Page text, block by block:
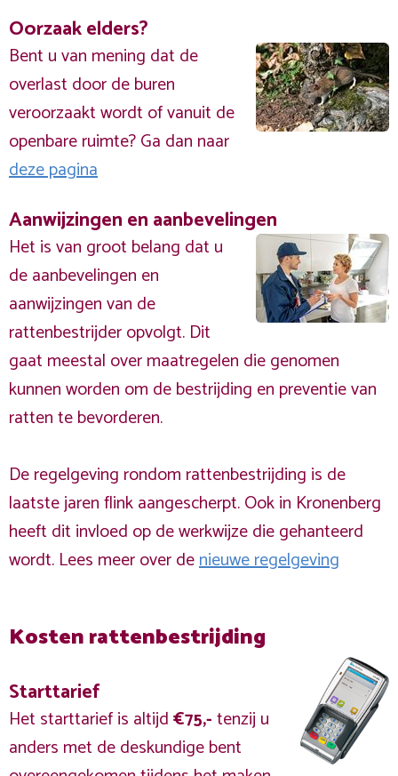
Oorzaak elders?
Bent u van mening dat de
overlast door de buren
veroorzaakt wordt of vanuit de
openbare ruimte? Ga dan naar
deze pagina
Aanwijzingen en aanbevelingen
Het is van groot belang dat u
de aanbevelingen en
aanwijzingen van de
rattenbestrijder opvolgt. Dit
gaat meestal over maatregelen die genomen
kunnen worden om de bestrijding en preventie van
ratten te bevorderen.
De regelgeving rondom rattenbestrijding is de
laatste jaren flink aangescherpt. Ook in Kronenberg
heeft dit invloed op de werkwijze die gehanteerd
wordt. Lees meer over denieuwe regelgeving
Kosten rattenbestrijding
Starttarief
Het starttarief is altijd€75,-tenzij u
anders met de deskundige bent